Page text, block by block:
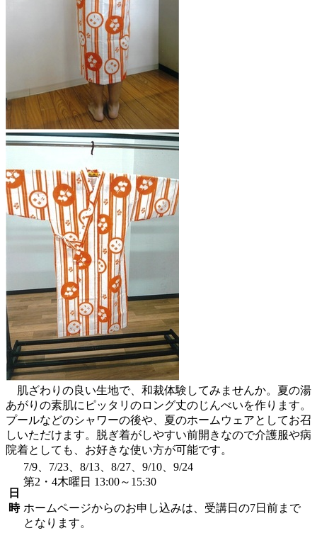
肌ざわりの良い生地で、和裁体験してみませんか。夏の湯
あがりの素肌にピッタリのロング丈のじんべいを作ります。
プールなどのシャワーの後や、夏のホームウェアとしてお召
しいただけます。脱ぎ着がしやすい前開きなので介護服や病
院着としても、お好きな使い方が可能です。
日
時
7/9、7/23、8/13、8/27、9/10、9/24
第2・4木曜日 13:00～15:30
ホームページからのお申し込みは、受講日の7日前まで
となります。